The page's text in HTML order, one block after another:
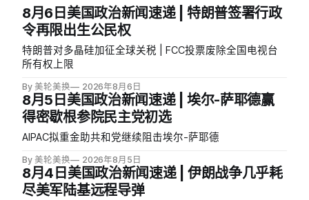
8月6日美国政治新闻速递 | 特朗普签署行政
令再限出生公民权
特朗普对多晶硅加征全球关税 | FCC投票废除全国电视台
所有权上限
By 美轮美换 2026年8月6日
8月5日美国政治新闻速递 | 埃尔-萨耶德赢
得密歇根参院民主党初选
AIPAC拟重金助共和党继续阻击埃尔-萨耶德
By 美轮美换 2026年8月5日
8月4日美国政治新闻速递 | 伊朗战争几乎耗
尽美军陆基远程导弹